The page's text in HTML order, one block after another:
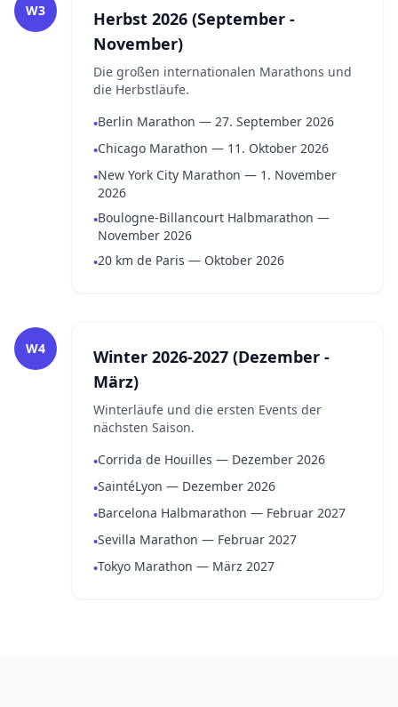
W3
Herbst 2026 (September -
November)
Die großen internationalen Marathons und
die Herbstläufe.
•Berlin Marathon — 27. September 2026
•Chicago Marathon — 11. Oktober 2026
•New York City Marathon — 1. November
2026
•Boulogne-Billancourt Halbmarathon —
November 2026
•20 km de Paris — Oktober 2026
W4
Winter 2026-2027 (Dezember -
März)
Winterläufe und die ersten Events der
nächsten Saison.
•Corrida de Houilles — Dezember 2026
•SaintéLyon — Dezember 2026
•Barcelona Halbmarathon — Februar 2027
•Sevilla Marathon — Februar 2027
•Tokyo Marathon — März 2027